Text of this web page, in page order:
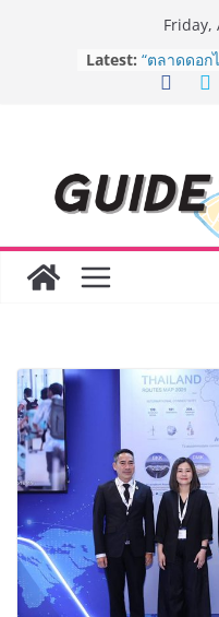
Friday,
Latest: BEDO เดิ
“BIO
ระดับผลิต
สด ดอกไ
ภัณฑ์ครบว
และของข
บริการทุก
ครั้งแรกข
พร้อมฟรีคอ
AirAsia X
ยาวนานก
อร่อย ยกเ
ราชวงศ์”